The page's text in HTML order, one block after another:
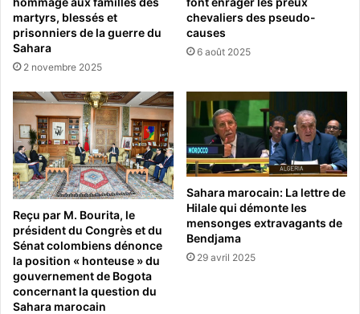
martyrs, blessés et
prisonniers de la guerre du
Sahara
2 novembre 2025
chevaliers des pseudo-
causes
6 août 2025
Reçu par M. Bourita, le
président du Congrès et du
Sénat colombiens dénonce
la position « honteuse » du
gouvernement de Bogota
concernant la question du
Sahara marocain
Sahara marocain: La lettre de
Hilale qui démonte les
mensonges extravagants de
Bendjama
29 avril 2025